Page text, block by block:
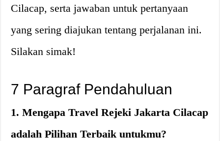
Cilacap, serta jawaban untuk pertanyaan
yang sering diajukan tentang perjalanan ini.
Silakan simak!
7 Paragraf Pendahuluan
1. Mengapa Travel Rejeki Jakarta Cilacap
adalah Pilihan Terbaik untukmu?